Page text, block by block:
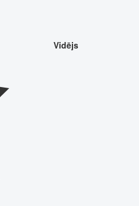
Vidējs